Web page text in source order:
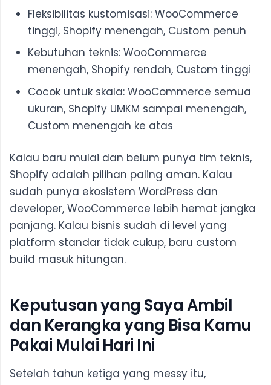
Fleksibilitas kustomisasi: WooCommerce
tinggi, Shopify menengah, Custom penuh
Kebutuhan teknis: WooCommerce
menengah, Shopify rendah, Custom tinggi
Cocok untuk skala: WooCommerce semua
ukuran, Shopify UMKM sampai menengah,
Custom menengah ke atas
Kalau baru mulai dan belum punya tim teknis,
Shopify adalah pilihan paling aman. Kalau
sudah punya ekosistem WordPress dan
developer, WooCommerce lebih hemat jangka
panjang. Kalau bisnis sudah di level yang
platform standar tidak cukup, baru custom
build masuk hitungan.
Keputusan yang Saya Ambil
dan Kerangka yang Bisa Kamu
Pakai Mulai Hari Ini
Setelah tahun ketiga yang messy itu,